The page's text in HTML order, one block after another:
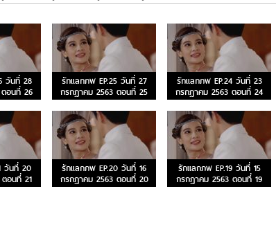
วันที่ 28
อนที่ 26
รักแลกภพ EP.25 วันที่ 27
กรกฎาคม 2563 ตอนที่ 25
รักแลกภพ EP.24 วันที่ 23
กรกฎาคม 2563 ตอนที่ 24
วันที่ 20
อนที่ 21
รักแลกภพ EP.20 วันที่ 16
กรกฎาคม 2563 ตอนที่ 20
รักแลกภพ EP.19 วันที่ 15
กรกฎาคม 2563 ตอนที่ 19